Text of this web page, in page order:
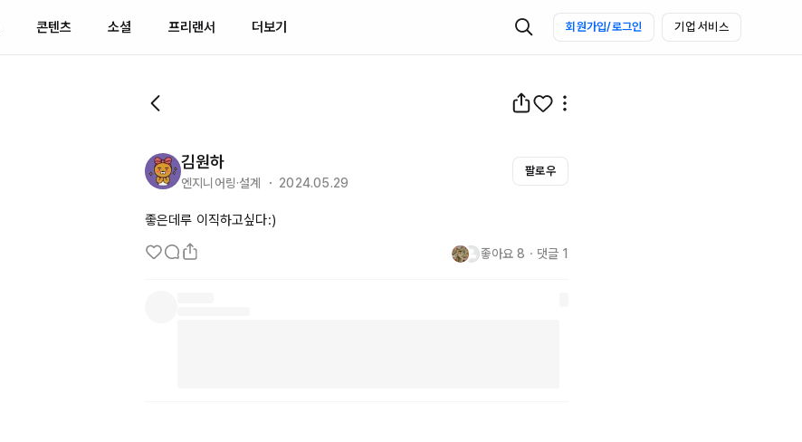
콘텐츠 소셜 프리랜서 더보기 회원가입/로그인 기업 서비스
김원하
엔지니어링·설계 ・ 2024.05.29
팔로우
좋은데루 이직하고싶다:)
좋아요 8 ・ 댓글 1